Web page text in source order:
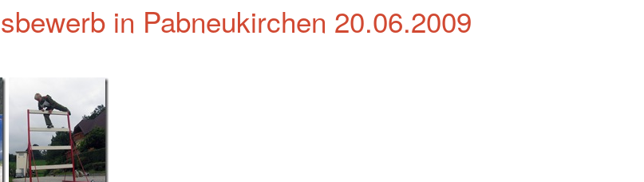
in Pabneukirchen 20.06.2009